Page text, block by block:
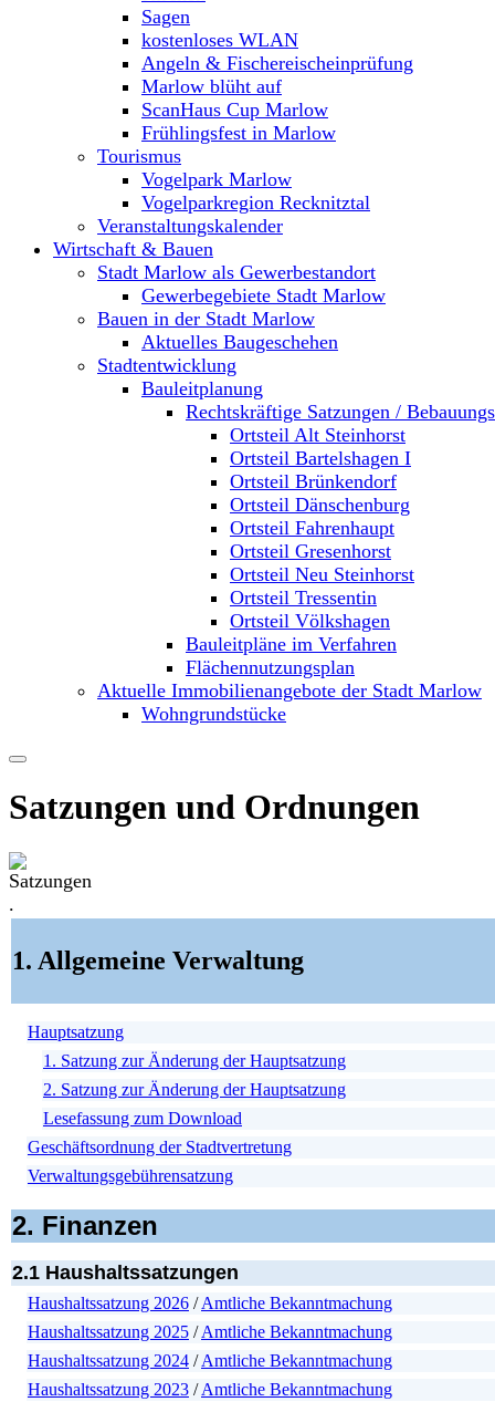
Sagen
kostenloses WLAN
Angeln & Fischereischeinprüfung
Marlow blüht auf
ScanHaus Cup Marlow
Frühlingsfest in Marlow
Tourismus
Vogelpark Marlow
Vogelparkregion Recknitztal
Veranstaltungskalender
Wirtschaft & Bauen
Stadt Marlow als Gewerbestandort
Gewerbegebiete Stadt Marlow
Bauen in der Stadt Marlow
Aktuelles Baugeschehen
Stadtentwicklung
Bauleitplanung
Rechtskräftige Satzungen /
Ortsteil Alt Steinhorst
Ortsteil Bartelshagen I
Ortsteil Brünkendorf
Ortsteil Dänschenburg
Ortsteil Fahrenhaupt
Ortsteil Gresenhorst
Ortsteil Neu Steinhorst
Ortsteil Tressentin
Ortsteil Völkshagen
Bauleitpläne im Verfahren
Flächennutzungsplan
Aktuelle Immobilienangebote der Stadt Marlow
Wohngrundstücke
Satzungen und Ordnungen
.
1. Allgemeine Verwaltung
Hauptsatzung
1. Satzung zur Änderung der Hauptsatzung
2. Satzung zur Änderung der Hauptsatzung
Lesefassung zum Download
Geschäftsordnung der Stadtvertretung
Verwaltungsgebührensatzung
2. Finanzen
2.1 Haushaltssatzungen
Haushaltssatzung 2026 /Amtliche Bekanntmachung
Haushaltssatzung 2025 /Amtliche Bekanntmachung
Haushaltssatzung 2024 /Amtliche Bekanntmachung
Haushaltssatzung 2023 /Amtliche Bekanntmachung